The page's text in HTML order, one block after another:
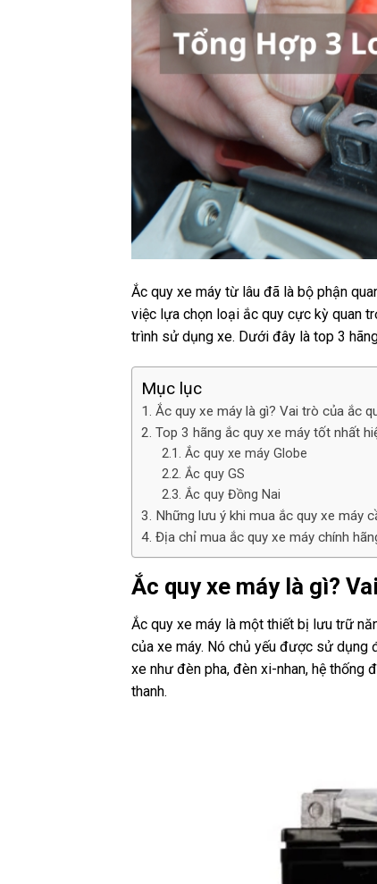
Ắc quy xe máy từ lâu đã là bộ phận
việc lựa chọn loại ắc quy cực kỳ quan
trình sử dụng xe. Dưới đây là top 3
Mục lục
Ắc quy xe máy là gì? Vai trò của ắc
Top 3 hãng ắc quy xe máy tốt nhất
Ắc quy xe máy Globe
Ắc quy GS
Ắc quy Đồng Nai
Những lưu ý khi mua ắc quy xe máy
Địa chỉ mua ắc quy xe máy chính
Ắc quy xe máy là gì?
Ắc quy xe máy là một thiết bị lưu trữ
của xe máy. Nó chủ yếu được sử dụng
xe như đèn pha, đèn xi-nhan, hệ thống
thanh.